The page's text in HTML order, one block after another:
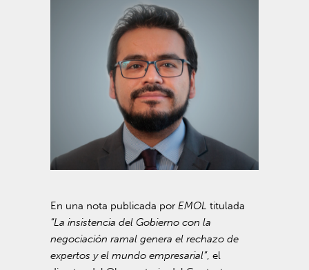
En una nota publicada porEMOL titulada
“La insistencia del Gobierno con la
negociación ramal genera el rechazo de
expertos y el mundo empresarial”, el